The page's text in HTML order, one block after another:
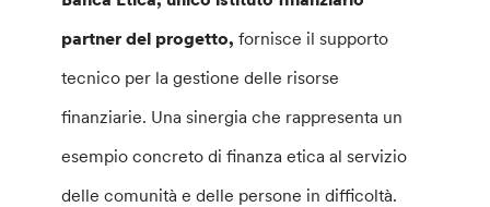
partner del progetto, fornisce il supporto
tecnico per la gestione delle risorse
finanziarie. Una sinergia che rappresenta un
esempio concreto di finanza etica al servizio
delle comunità e delle persone in difficoltà.